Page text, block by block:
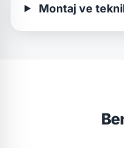
Montaj ve